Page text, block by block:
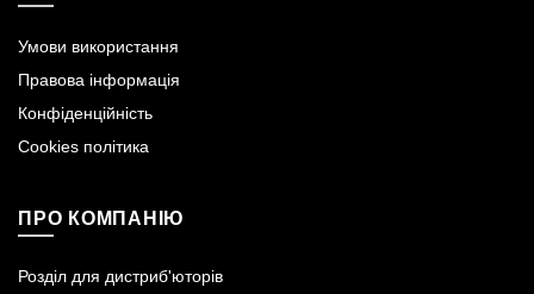
Умови використання
Правова інформація
Конфіденційність
Cookies політика
ПРО КОМПАНІЮ
Розділ для дистриб'юторів